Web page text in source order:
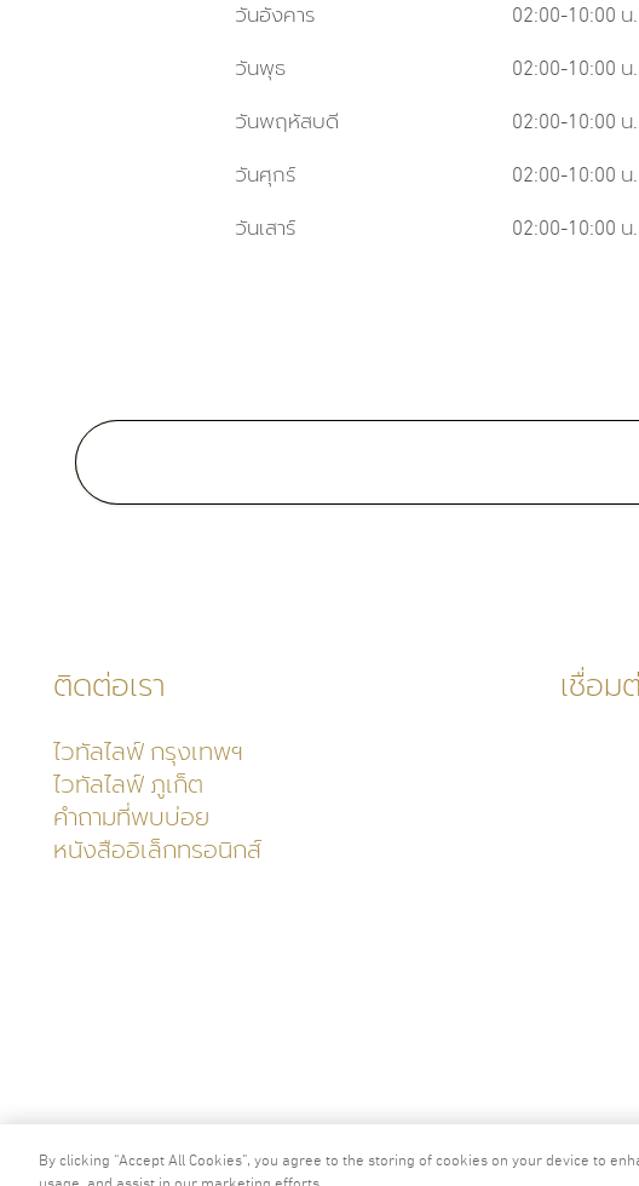
วันอังคาร 02:00-10:00 น.
วันพุธ
02:00-10:00 น.
วันพฤหัสบดี
02:00-10:00 น.
วันศุกร์
02:00-10:00 น.
วันเสาร์
02:00-10:00 น.
ติดต่อเรา
ไวทัลไลฟ์ กรุงเทพฯ
ไวทัลไลฟ์ ภูเก็ต
คำถามที่พบบ่อย
หนังสืออิเล็กทรอนิกส์
เชื่อม
2024 © ลิขสิทธิ์ ศูนย์ส่งเสริมสุขภาพไวทัลไลฟ์
By clicking “Accept All Cookies”, you agree to the storing of cookies on your device to